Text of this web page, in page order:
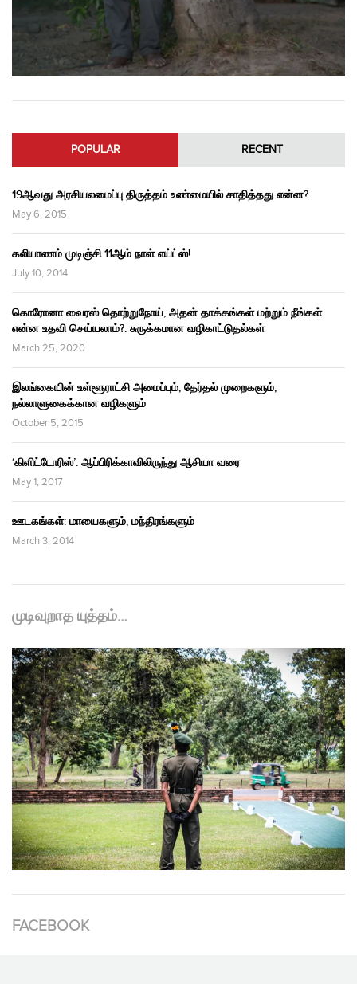
POPULAR RECENT
19ஆவது அரசியலமைப்பு திருத்தம் உண்மையில் சாதித்தது என்ன?
May 6, 2015
கலியாணம் முடிஞ்சி 11ஆம் நாள் எய்ட்ஸ்!
July 10, 2014
கொரோனா வைரஸ் தொற்றுநோய், அதன் தாக்கங்கள் மற்றும் நீங்கள்
என்ன உதவி செய்யலாம்?: சுருக்கமான வழிகாட்டுதல்கள்
March 25, 2020
இலங்கையின் உள்ளூராட்சி அமைப்பும், தேர்தல் முறைகளும்,
நல்லாளுகைக்கான வழிகளும்
October 5, 2015
‘கிளிட்டோரிஸ்’: ஆப்பிரிக்காவிலிருந்து ஆசியா வரை
May 1, 2017
ஊடகங்கள்: மாயைகளும், மந்திரங்களும்
March 3, 2014
முடிவுறாத யுத்தம்…
FACEBOOK